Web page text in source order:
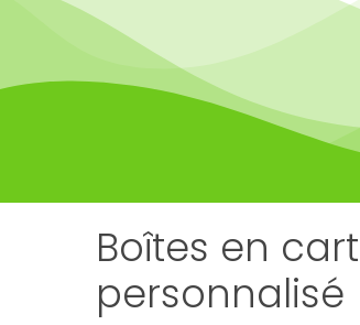
Boîtes en
personnalisé